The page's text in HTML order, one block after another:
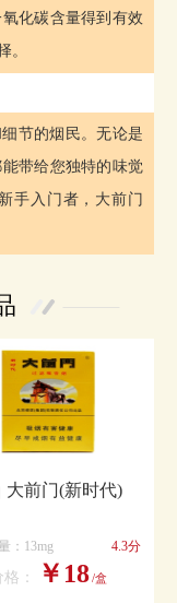
化碳含量得到有效
。
节的烟民。无论是
带给您独特的味觉
手入门者，大前门
大前门(新时代)
：13mg 4.3分
： ￥18/盒